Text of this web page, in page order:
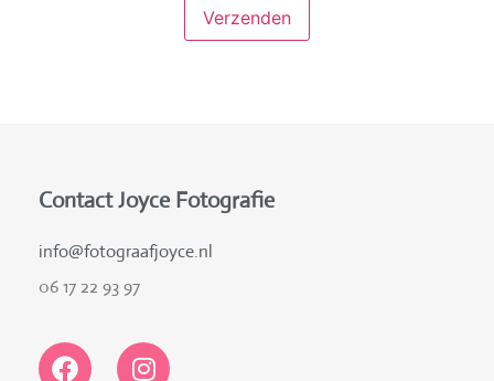
Contact Joyce Fotografie
info@fotograafjoyce.nl
06 17 22 93 97